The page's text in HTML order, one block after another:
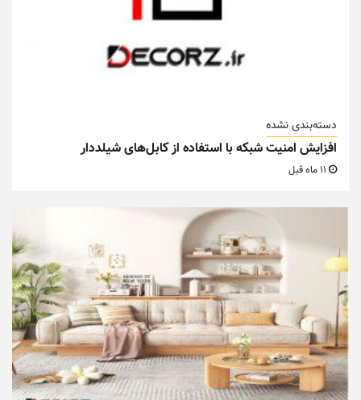
دسته‌بندی نشده
افزایش امنیت شبکه با استفاده از کابل‌های شیلددار